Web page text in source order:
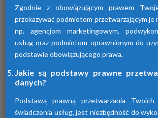
Urządzenia te spełniają wszelkie
oczekiwania klientów.
Zgodnie z obowiązującym prawem
przekazywać podmiotom przetwarzającym je
np. agencjom marketingowym,
usług oraz podmiotom uprawnionym do
podstawie obowiązującego prawa.
Jakie są podstawy prawne
danych?
Podstawą prawną przetwarzania
świadczenia usług, jest niezbędność do